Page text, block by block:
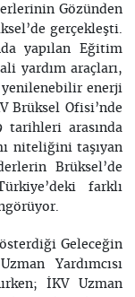
Gözünden
gerçekleşti.
yapılan Eğitim
yardım araçları,
enerji
Brüksel Ofisi’nde
tarihleri arasında
niteliğini taşıyan
Brüksel’de
farklı
Geleceğin
Yardımcısı
İKV Uzman